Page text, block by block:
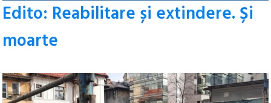
Edito: Reabilitare și extindere. Și
moarte